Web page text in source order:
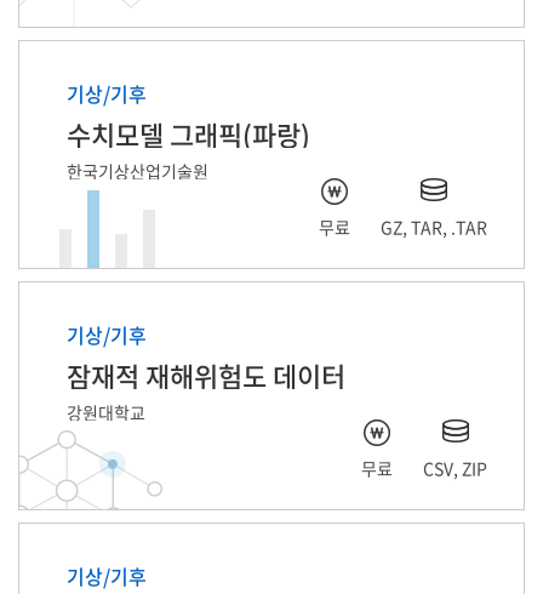
기상/기후
수치모델 그래픽(파랑)
한국기상산업기술원
무료 GZ, TAR, .TAR
기상/기후
잠재적 재해위험도 데이터
강원대학교
무료 CSV, ZIP
기상/기후